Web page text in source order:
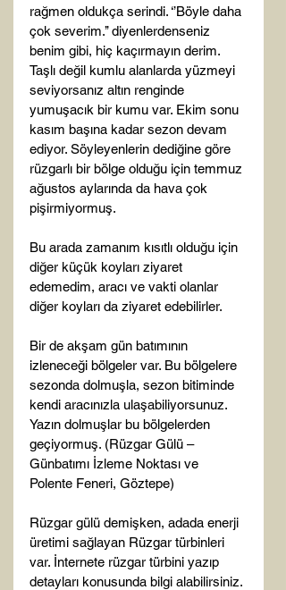
rağmen oldukça serindi. ‘’Böyle daha
çok severim.’’ diyenlerdenseniz
benim gibi, hiç kaçırmayın derim.
Taşlı değil kumlu alanlarda yüzmeyi
seviyorsanız altın renginde
yumuşacık bir kumu var. Ekim sonu
kasım başına kadar sezon devam
ediyor. Söyleyenlerin dediğine göre
rüzgarlı bir bölge olduğu için temmuz
ağustos aylarında da hava çok
pişirmiyormuş.
Bu arada zamanım kısıtlı olduğu için
diğer küçük koyları ziyaret
edemedim, aracı ve vakti olanlar
diğer koyları da ziyaret edebilirler.
Bir de akşam gün batımının
izleneceği bölgeler var. Bu bölgelere
sezonda dolmuşla, sezon bitiminde
kendi aracınızla ulaşabiliyorsunuz.
Yazın dolmuşlar bu bölgelerden
geçiyormuş. (Rüzgar Gülü –
Günbatımı İzleme Noktası ve
Polente Feneri, Göztepe)
Rüzgar gülü demişken, adada enerji
üretimi sağlayan Rüzgar türbinleri
var. İnternete rüzgar türbini yazıp
detayları konusunda bilgi alabilirsiniz.